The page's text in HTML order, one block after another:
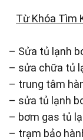
Từ Khóa Tìm
– Sửa tủ lạnh
– sửa chữa tủ
– trung tâm
– sửa tủ lạnh
– bơm gas tủ
– trạm bảo